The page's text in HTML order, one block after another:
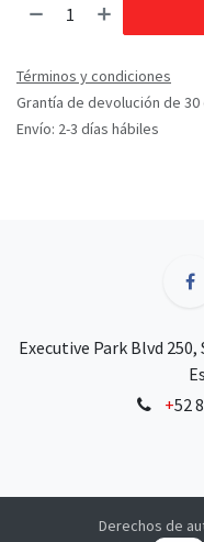
Términos y condiciones
Grantía de devolución de 30
Envío: 2-3 días hábiles
Executive Park Blvd 250,
+52
Derechos de